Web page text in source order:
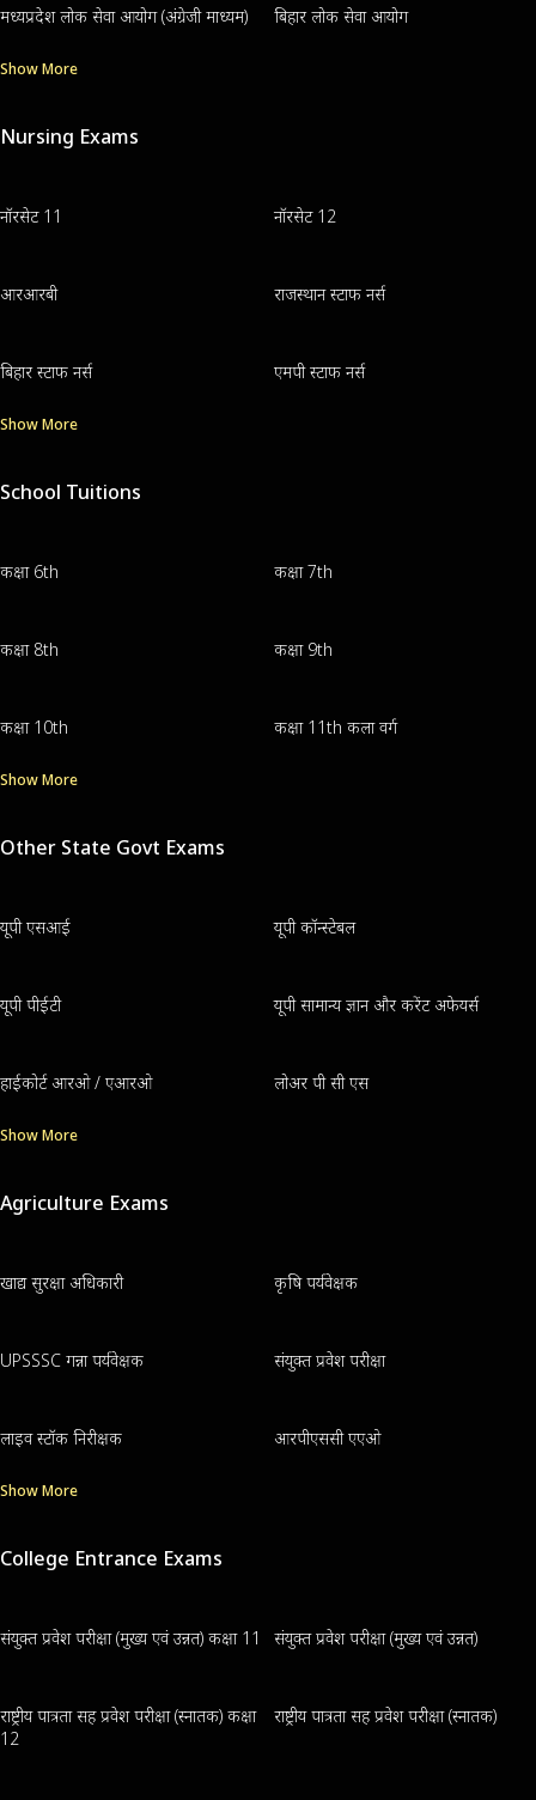
मध्यप्रदेश लोक सेवा आयोग (अंग्रेजी माध्यम) बिहार लोक सेवा आयोग
Show More
Nursing Exams
नॉरसेट 11 नॉरसेट 12
आरआरबी राजस्थान स्टाफ नर्स
बिहार स्टाफ नर्स एमपी स्टाफ नर्स
Show More
School Tuitions
कक्षा 6th कक्षा 7th
कक्षा 8th कक्षा 9th
कक्षा 10th कक्षा 11th कला वर्ग
Show More
Other State Govt Exams
यूपी एसआई यूपी कॉन्स्टेबल
यूपी पीईटी यूपी सामान्य ज्ञान और करेंट अफेयर्स
हाईकोर्ट आरओ / एआरओ लोअर पी सी एस
Show More
Agriculture Exams
खाद्य सुरक्षा अधिकारी कृषि पर्यवेक्षक
UPSSSC गन्ना पर्यवेक्षक संयुक्त प्रवेश परीक्षा
लाइव स्टॉक निरीक्षक आरपीएससी एएओ
Show More
College Entrance Exams
संयुक्त प्रवेश परीक्षा (मुख्य एवं उन्नत) कक्षा 11 संयुक्त प्रवेश परीक्षा (मुख्य एवं उन्नत)
राष्ट्रीय पात्रता सह प्रवेश परीक्षा (स्नातक) कक्षा
12
राष्ट्रीय पात्रता सह प्रवेश परीक्षा (स्नातक)